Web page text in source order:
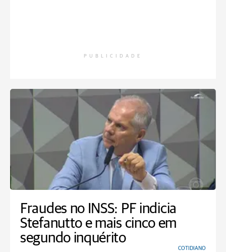
PUBLICIDADE
Fraudes no INSS: PF indicia
Stefanutto e mais cinco em
segundo inquérito
COTIDIANO